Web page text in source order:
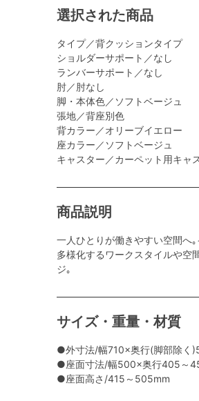
選択された商品
タイプ／背クッションタイプ
ショルダーサポート／なし
ランバーサポート／なし
肘／肘なし
脚・本体色／ソフトベージュ
張地／背座別色
背カラー／オリーブイエロー
座カラー／ソフトベージュ
キャスター／カーペット用キャ
商品説明
一人ひとりが働きやすい空間へ
多様化するワークスタイルや空
ジ｡
サイズ・重量・材質
●外寸法/幅710×奥行(脚部除く
●座面寸法/幅500×奥行405～
●座面高さ/415～505mm